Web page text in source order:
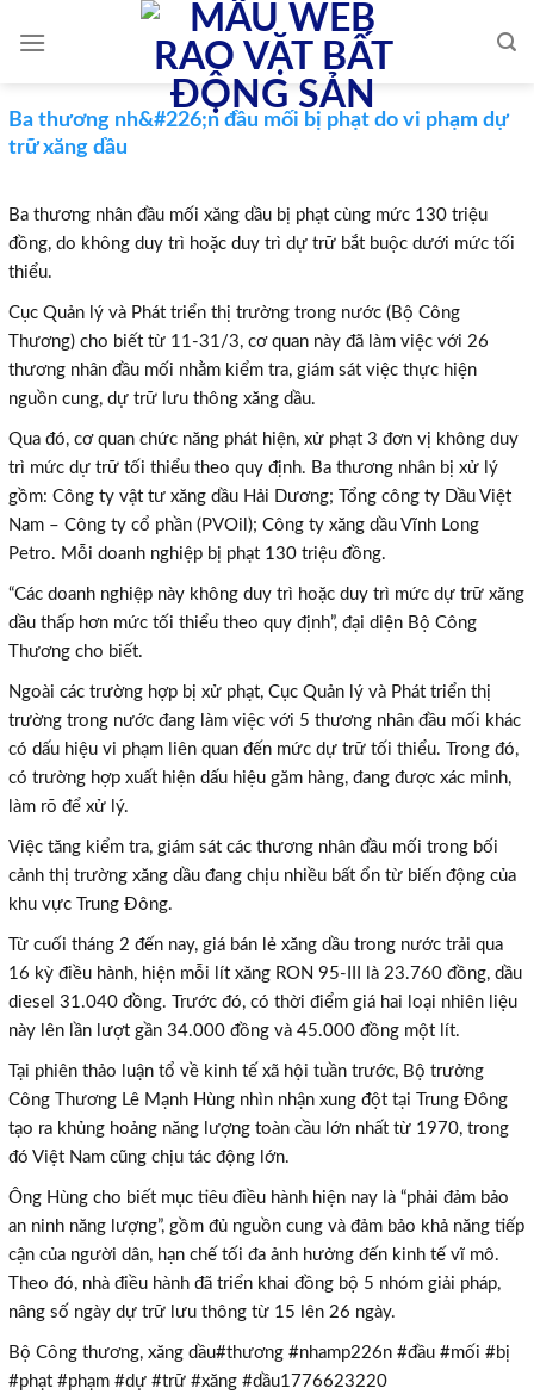
Ba thương nh&#226;n đầu mối bị phạt do vi phạm dự
trữ xăng dầu
Ba thương nhân đầu mối xăng dầu bị phạt cùng mức 130 triệu
đồng, do không duy trì hoặc duy trì dự trữ bắt buộc dưới mức tối
thiểu.
Cục Quản lý và Phát triển thị trường trong nước (Bộ Công
Thương) cho biết từ 11-31/3, cơ quan này đã làm việc với 26
thương nhân đầu mối nhằm kiểm tra, giám sát việc thực hiện
nguồn cung, dự trữ lưu thông xăng dầu.
Qua đó, cơ quan chức năng phát hiện, xử phạt 3 đơn vị không duy
trì mức dự trữ tối thiểu theo quy định. Ba thương nhân bị xử lý
gồm: Công ty vật tư xăng dầu Hải Dương; Tổng công ty Dầu Việt
Nam – Công ty cổ phần (PVOil); Công ty xăng dầu Vĩnh Long
Petro. Mỗi doanh nghiệp bị phạt 130 triệu đồng.
“Các doanh nghiệp này không duy trì hoặc duy trì mức dự trữ xăng
dầu thấp hơn mức tối thiểu theo quy định”, đại diện Bộ Công
Thương cho biết.
Ngoài các trường hợp bị xử phạt, Cục Quản lý và Phát triển thị
trường trong nước đang làm việc với 5 thương nhân đầu mối khác
có dấu hiệu vi phạm liên quan đến mức dự trữ tối thiểu. Trong đó,
có trường hợp xuất hiện dấu hiệu găm hàng, đang được xác minh,
làm rõ để xử lý.
Việc tăng kiểm tra, giám sát các thương nhân đầu mối trong bối
cảnh thị trường xăng dầu đang chịu nhiều bất ổn từ biến động của
khu vực Trung Đông.
Từ cuối tháng 2 đến nay, giá bán lẻ xăng dầu trong nước trải qua
16 kỳ điều hành, hiện mỗi lít xăng RON 95-III là 23.760 đồng, dầu
diesel 31.040 đồng. Trước đó, có thời điểm giá hai loại nhiên liệu
này lên lần lượt gần 34.000 đồng và 45.000 đồng một lít.
Tại phiên thảo luận tổ về kinh tế xã hội tuần trước, Bộ trưởng
Công Thương Lê Mạnh Hùng nhìn nhận xung đột tại Trung Đông
tạo ra khủng hoảng năng lượng toàn cầu lớn nhất từ 1970, trong
đó Việt Nam cũng chịu tác động lớn.
Ông Hùng cho biết mục tiêu điều hành hiện nay là “phải đảm bảo
an ninh năng lượng”, gồm đủ nguồn cung và đảm bảo khả năng tiếp
cận của người dân, hạn chế tối đa ảnh hưởng đến kinh tế vĩ mô.
Theo đó, nhà điều hành đã triển khai đồng bộ 5 nhóm giải pháp,
nâng số ngày dự trữ lưu thông từ 15 lên 26 ngày.
Bộ Công thương, xăng dầu#thương #nhamp226n #đầu #mối #bị
#phạt #phạm #dự #trữ #xăng #dầu1776623220